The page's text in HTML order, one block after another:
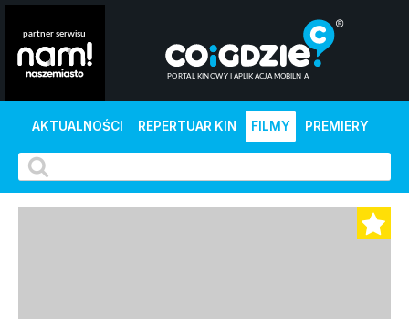
AKTUALNOŚCI REPERTUAR KIN FILMY PREMIERY